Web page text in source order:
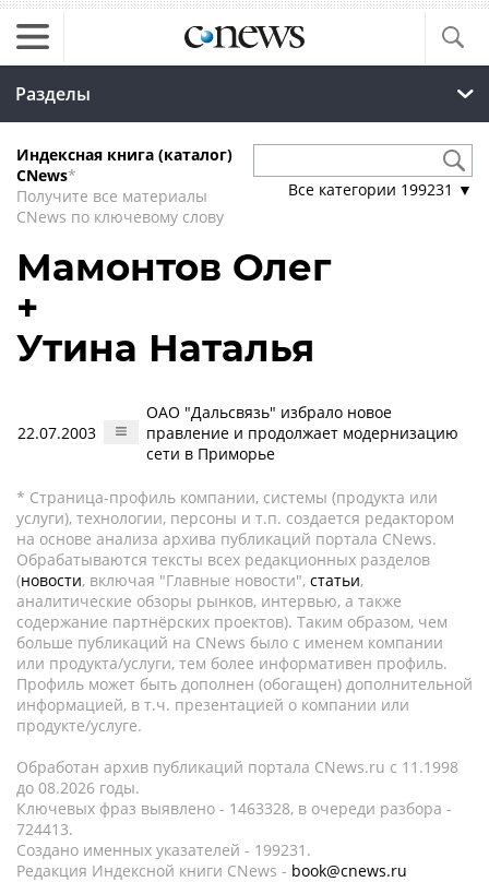
Разделы
Индексная книга (каталог)
CNews*
Получите все материалы
CNews по ключевому слову
Все категории 199231 ▼
Мамонтов Олег
+
Утина Наталья
22.07.2003
ОАО "Дальсвязь" избрало новое
правление и продолжает модернизацию
сети в Приморье
* Страница-профиль компании, системы (продукта или
услуги), технологии, персоны и т.п. создается редактором
на основе анализа архива публикаций портала CNews.
Обрабатываются тексты всех редакционных разделов
(новости, включая "Главные новости", статьи,
аналитические обзоры рынков, интервью, а также
содержание партнёрских проектов). Таким образом, чем
больше публикаций на CNews было с именем компании
или продукта/услуги, тем более информативен профиль.
Профиль может быть дополнен (обогащен) дополнительной
информацией, в т.ч. презентацией о компании или
продукте/услуге.
Обработан архив публикаций портала CNews.ru c 11.1998
до 08.2026 годы.
Ключевых фраз выявлено - 1463328, в очереди разбора -
724413.
Создано именных указателей - 199231.
Редакция Индексной книги CNews - book@cnews.ru